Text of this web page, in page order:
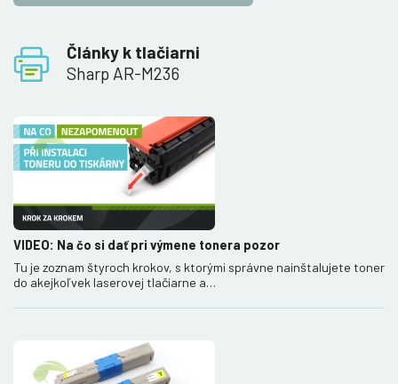
Články k tlačiarni
Sharp AR-M236
VIDEO: Na čo si dať pri výmene tonera pozor
Tu je zoznam štyroch krokov, s ktorými správne nainštalujete toner
do akejkoľvek laserovej tlačiarne a…